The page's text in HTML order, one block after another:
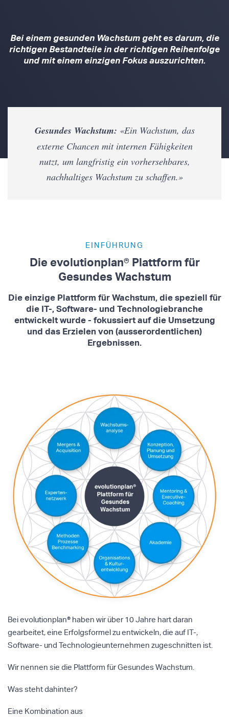
Bei einem gesunden Wachstum geht es darum, die
richtigen Bestandteile in der richtigen Reihenfolge
undmit einem einzigen Fokus auszurichten.
Gesundes Wachstum: «Ein Wachstum, das
externe Chancen mit internen Fähigkeiten
nutzt, um langfristig ein vorhersehbares,
nachhaltiges Wachstum zu schaffen.»
EINFÜHRUNG
Die evolutionplan® Plattform für
Gesundes Wachstum
Die einzige Plattform für Wachstum, die speziell für
die IT-, Software- und Technologiebranche
entwickelt wurde - fokussiert auf die Umsetzung
und das Erzielen von (ausserordentlichen)
Ergebnissen.
Bei evolutionplan® haben wir über 10 Jahre hart daran
gearbeitet, eine Erfolgsformel zu entwickeln, die auf IT-,
Software- und Technologieunternehmen zugeschnitten ist.
Wir nennen sie die Plattform für Gesundes Wachstum.
Was steht dahinter?
Eine Kombination aus